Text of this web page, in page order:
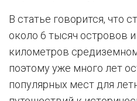
В статье говорится, что
около 6 тысяч островов
километров
поэтому уже много лет
популярных мест для